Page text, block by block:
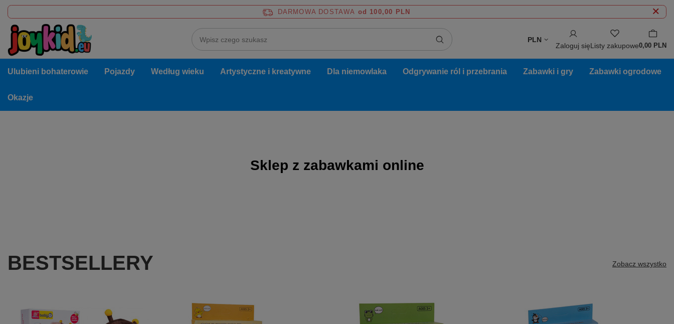
DARMOWA DOSTAWA od 100,00 PLN
PLN
Zaloguj sięListy zakupowe0,00 PLN
Ulubieni bohaterowie Pojazdy Według wieku Artystyczne i kreatywne Dla niemowlaka Odgrywanie ról i przebrania Zabawki i gry Zabawki ogrodowe
Okazje
Sklep z zabawkami online
BESTSELLERY Zobacz wszystko